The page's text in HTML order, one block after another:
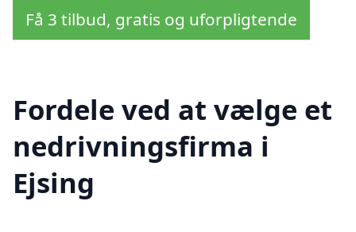
Få 3 tilbud, gratis og uforpligtende
Fordele ved at vælge et
nedrivningsfirma i
Ejsing